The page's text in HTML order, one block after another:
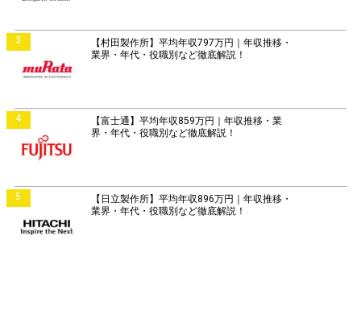
3
【村田製作所】平均年収797万円｜年収推移・
業界・年代・役職別など徹底解説！
4
【富士通】平均年収859万円｜年収推移・業
界・年代・役職別など徹底解説！
5
【日立製作所】平均年収896万円｜年収推移・
業界・年代・役職別など徹底解説！